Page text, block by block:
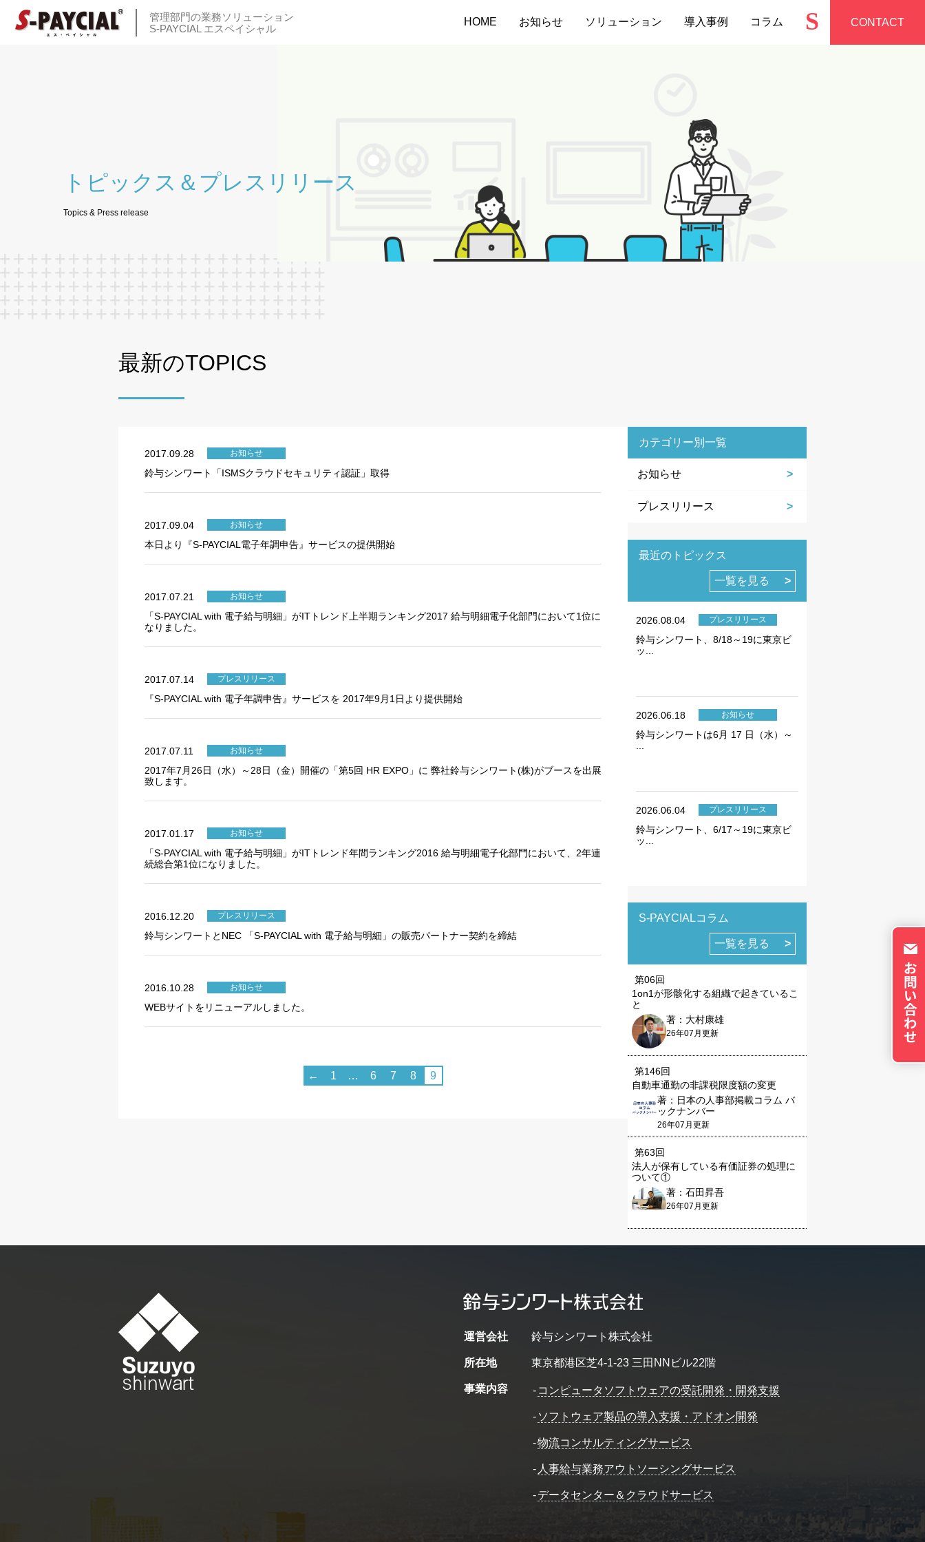
管理部門の業務ソリューション
S-PAYCIAL エスペイシャル
HOME お知らせ ソリューション 導入事例 コラム S CONTACT
トピックス＆プレスリリース
Topics & Press release
最新のTOPICS
2017.09.28 お知らせ
鈴与シンワート「ISMSクラウドセキュリティ認証」取得
2017.09.04 お知らせ
本日より『S-PAYCIAL電子年調申告』サービスの提供開始
2017.07.21 お知らせ
「S-PAYCIAL with 電子給与明細」がITトレンド上半期ランキング2017 給与明細電子化部門において1位に
なりました。
2017.07.14 プレスリリース
『S-PAYCIAL with 電子年調申告』サービスを 2017年9月1日より提供開始
2017.07.11 お知らせ
2017年7月26日（水）～28日（金）開催の「第5回 HR EXPO」に 弊社鈴与シンワート(株)がブースを出展
致します。
2017.01.17 お知らせ
「S-PAYCIAL with 電子給与明細」がITトレンド年間ランキング2016 給与明細電子化部門において、2年連
続総合第1位になりました。
2016.12.20 プレスリリース
鈴与シンワートとNEC 「S-PAYCIAL with 電子給与明細」の販売パートナー契約を締結
2016.10.28 お知らせ
WEBサイトをリニューアルしました。
← 1 … 6 7 8 9
カテゴリー別一覧
お知らせ
プレスリリース
最近のトピックス
一覧を見る
2026.08.04 プレスリリース
鈴与シンワート、8/18～19に東京ビ
ッ...
2026.06.18 お知らせ
鈴与シンワートは6月 17 日（水）～
2026.06.04 プレスリリース
鈴与シンワート、6/17～19に東京ビ
ッ...
S-PAYCIALコラム
一覧を見る
第06回
1on1が形骸化する組織で起きているこ
と
著：大村康雄
26年07月更新
第146回
自動車通勤の非課税限度額の変更
著：日本の人事部掲載コラム バ
ックナンバー
26年07月更新
第63回
法人が保有している有価証券の処理に
ついて①
著：石田昇吾
26年07月更新
運営会社 鈴与シンワート株式会社
所在地 東京都港区芝4-1-23 三田NNビル22階
事業内容 - コンピュータソフトウェアの受託開発・開発支援
- ソフトウェア製品の導入支援・アドオン開発
-物流コンサルティングサービス
- 人事給与業務アウトソーシングサービス
-データセンター＆クラウドサービス
Cookie の確認と管理
プライバシー情報
パフォーマンス Cookie
お客様が当サイトを訪れると、ブラウザに情報が保存される、またはブ
ラウザに保存された情報が取得されることがあります。情報の主な保存
先は Cookie であり、対象となるのはサイト訪問者に関する情報、サイト
保存されることは通常ありませんが、Web サイトのパーソナライズに使
われることはあります。鈴与シンワートではプライバシーの権利を尊重
しており、一部の Cookie については有効化を拒否できるよう配慮してい
ます。各カテゴリをクリックすることで、それらの Cookie に関する詳細
一部の Cookie を無効化した場合、サイトの利用やサービスの利用に影響
この設定で保存する